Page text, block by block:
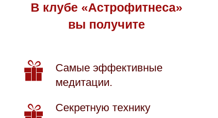
В клубе «Астрофитнеса»
вы получите
Самые эффективные
медитации.
Секретную технику